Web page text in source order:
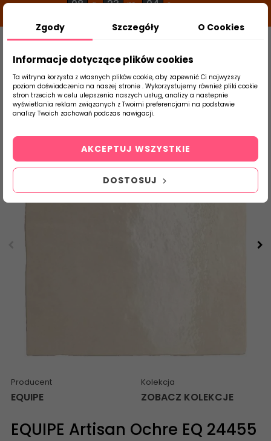
08 g 23 m 03 s
Szukaj
produktu
Strona Główna Płytki Łazienkowe
Producent
EQUIPE
Kolekcja
ZOBACZ KOLEKCJE
EQUIPE Artisan Ochre EQ 24455
Zgody Szczegóły O Cookies
Informacje dotyczące plików cookies
Ta witryna korzysta z własnych plików cookie, aby zapewnić Ci najwyższy
poziom doświadczenia na naszej stronie . Wykorzystujemy również pliki cookie
stron trzecich w celu ulepszenia naszych usług, analizy a nastepnie
wyświetlania reklam związanych z Twoimi preferencjami na podstawie
analizy Twoich zachowań podczas nawigacji.
DOSTOSUJ
AKCEPTUJ WSZYSTKIE